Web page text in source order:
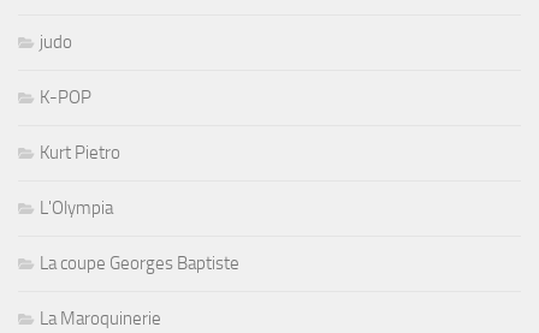
judo
K-POP
Kurt Pietro
L'Olympia
La coupe Georges Baptiste
La Maroquinerie